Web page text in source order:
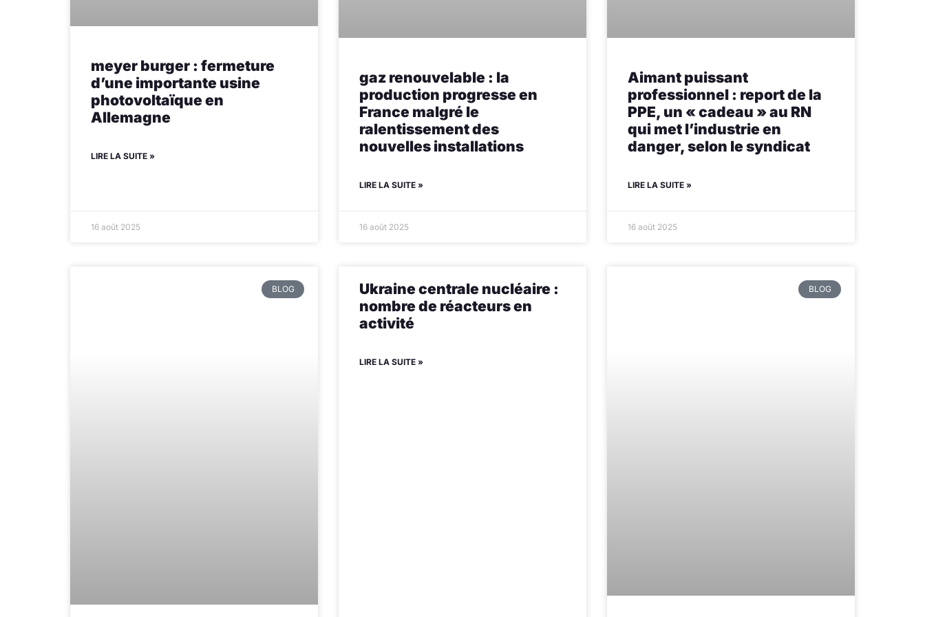
meyer burger : fermeture
d’une importante usine
photovoltaïque en
Allemagne
LIRE LA SUITE »
16 août 2025
gaz renouvelable : la
production progresse en
France malgré le
ralentissement des
nouvelles installations
LIRE LA SUITE »
16 août 2025
Aimant puissant
professionnel : report de la
PPE, un « cadeau » au RN
qui met l’industrie en
danger, selon le syndicat
LIRE LA SUITE »
16 août 2025
BLOG
Ukraine centrale nucléaire :
nombre de réacteurs en
activité
LIRE LA SUITE »
BLOG